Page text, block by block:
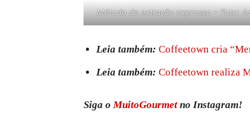
Método de extração expresso – Foto:
Leia também: Coffeetown cria
Leia também: Coffeetown realiza
Siga oMuitoGourmet no Instagram!